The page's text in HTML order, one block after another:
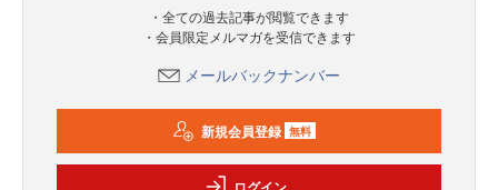
・全ての過去記事が閲覧できます
・会員限定メルマガを受信できます
メールバックナンバー
新規会員登録 無料